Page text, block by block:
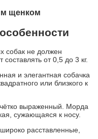
щенком
собак не должен
от 0,5 до 3 кг.
и элегантная собачка
или близкого к
выраженный. Морда
сужающаяся к носу.
расставленные,